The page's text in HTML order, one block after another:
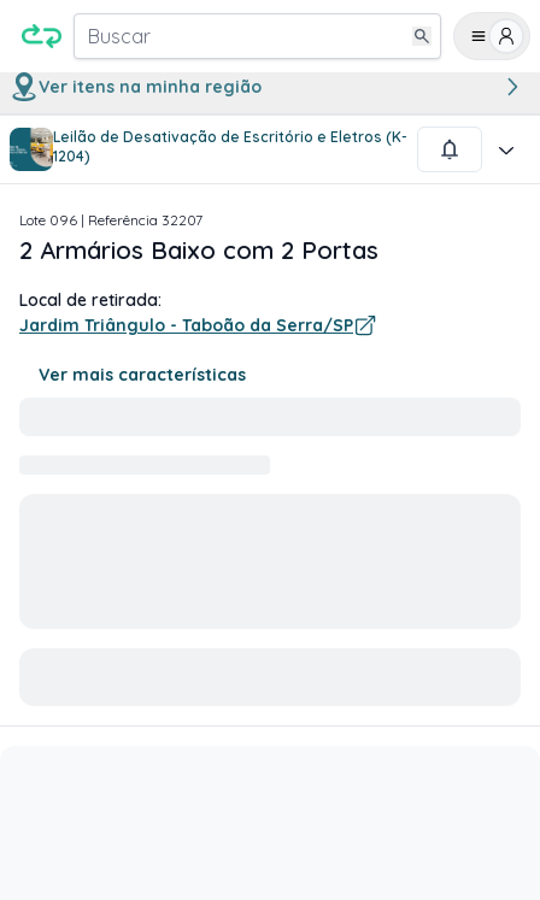
Buscar
Ver itens na minha região
Leilão de Desativação de Escritório e Eletros (K-
1204)
1/1
Lote 096 | Referência 32207
2 Armários Baixo com 2 Portas
Local de retirada:
Jardim Triângulo - Taboão da Serra/SP
Ver mais características